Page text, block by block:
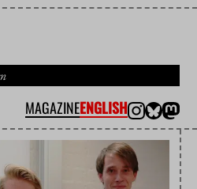
MAGAZINEENGLISH